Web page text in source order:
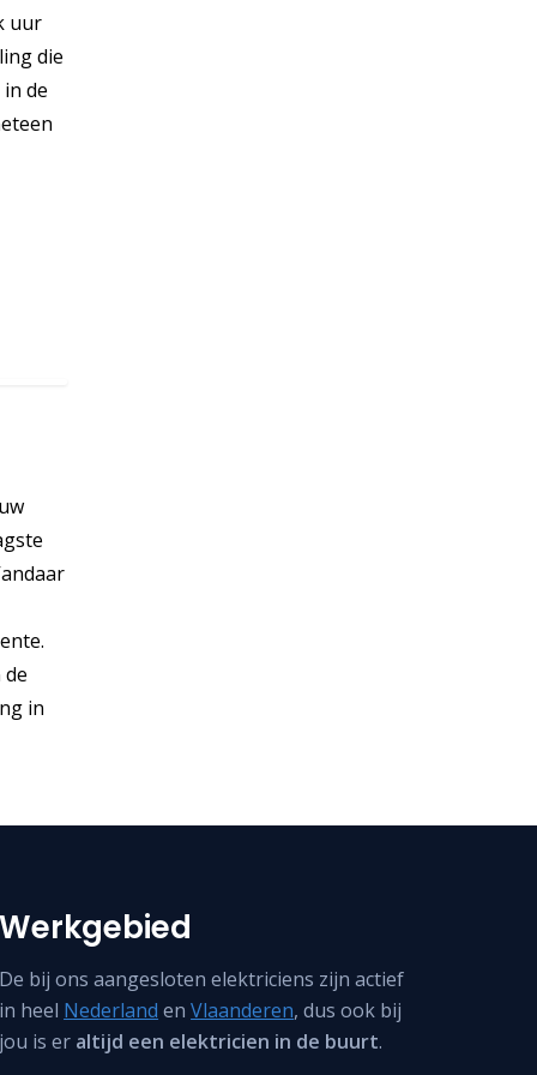
uur
die
de
in
Werkgebied
De bij ons aangesloten elektriciens zijn actief
in heel Nederland enVlaanderen, dus ook bij
jou is er altijd een elektricien in de buurt.